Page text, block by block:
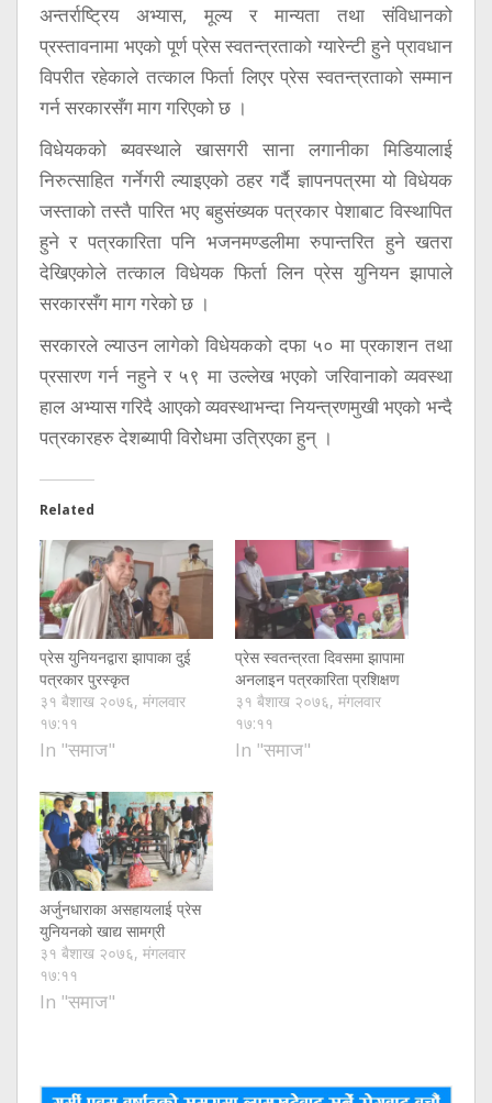
अन्तर्राष्ट्रिय अभ्यास, मूल्य र मान्यता तथा संविधानको
प्रस्तावनामा भएको पूर्ण प्रेस स्वतन्त्रताको ग्यारेन्टी हुने प्रावधान
विपरीत रहेकाले तत्काल फिर्ता लिएर प्रेस स्वतन्त्रताको सम्मान
गर्न सरकारसँग माग गरिएको छ ।
विधेयकको ब्यवस्थाले खासगरी साना लगानीका मिडियालाई
निरुत्साहित गर्नेगरी ल्याइएको ठहर गर्दै ज्ञापनपत्रमा यो विधेयक
जस्ताको तस्तै पारित भए बहुसंख्यक पत्रकार पेशाबाट विस्थापित
हुने र पत्रकारिता पनि भजनमण्डलीमा रुपान्तरित हुने खतरा
देखिएकोले तत्काल विधेयक फिर्ता लिन प्रेस युनियन झापाले
सरकारसँग माग गरेको छ ।
सरकारले ल्याउन लागेको विधेयकको दफा ५० मा प्रकाशन तथा
प्रसारण गर्न नहुने र ५९ मा उल्लेख भएको जरिवानाको व्यवस्था
हाल अभ्यास गरिदै आएको व्यवस्थाभन्दा नियन्त्रणमुखी भएको भन्दै
पत्रकारहरु देशब्यापी विरोेधमा उत्रिएका हुन् ।
Related
प्रेस युनियनद्वारा झापाका दुई
पत्रकार पुरस्कृत
३१ बैशाख २०७६, मंगलवार
१७:११
In "समाज"
प्रेस स्वतन्त्रता दिवसमा झापामा
अनलाइन पत्रकारिता प्रशिक्षण
३१ बैशाख २०७६, मंगलवार
१७:११
In "समाज"
अर्जुनधाराका असहायलाई प्रेस
युनियनको खाद्य सामग्री
३१ बैशाख २०७६, मंगलवार
१७:११
In "समाज"